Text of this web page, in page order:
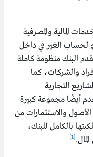
المالية والمصرفية
لحساب الغير في داخل
البنك منظومة كاملة
والشركات، كما
التجارية
أيضًا مجموعة كبيرة
والاستثمارات من
بالكامل للبنك،
[1]